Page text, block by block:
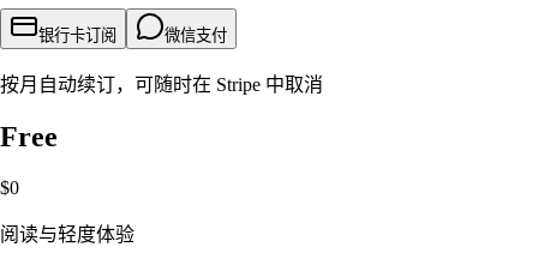
银行卡订阅 微信支付
按月自动续订，可随时在 Stripe 中取消
Free
$0
阅读与轻度体验